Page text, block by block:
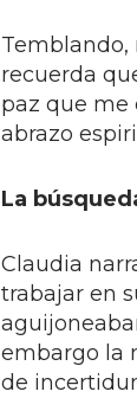
Temblando,
recuerda
paz que me
abrazo
La
Claudia
trabajar en
embargo la
de